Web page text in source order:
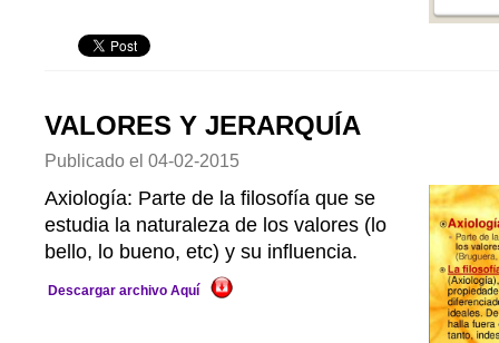
VALORES Y JERARQUÍA
Publicado el 04-02-2015
Axiología: Parte de la filosofía que se
estudia la naturaleza de los valores (lo
bello, lo bueno, etc) y su influencia.
Descargar archivo Aquí